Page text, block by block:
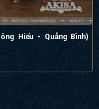
Hiếu - Quảng Bình)